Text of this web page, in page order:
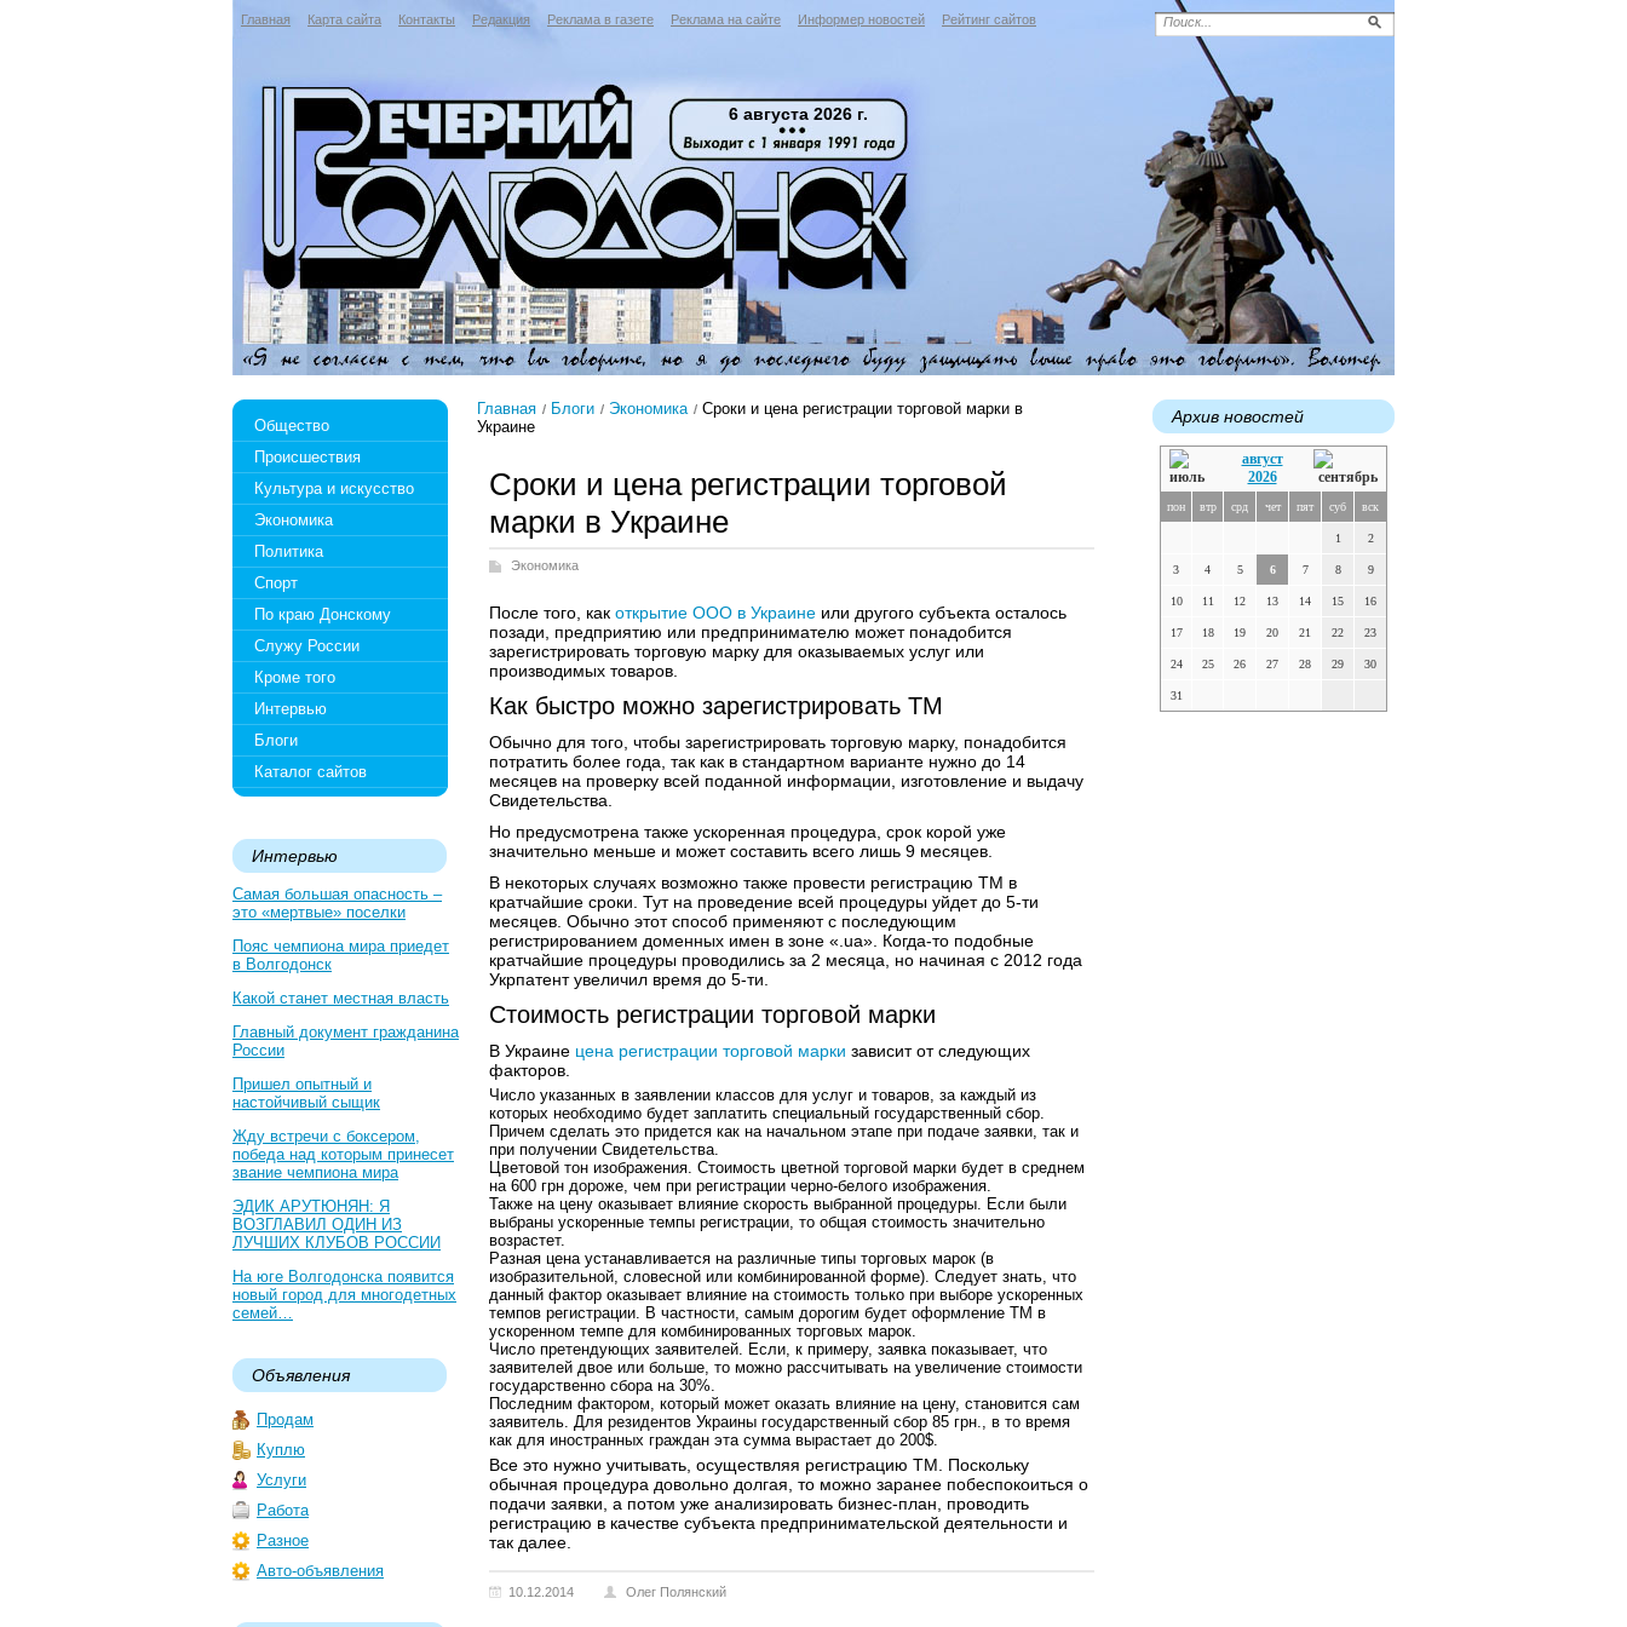
Главная Карта сайта Контакты Редакция Реклама в газете Реклама на сайте Информер новостей Рейтинг сайтов
6 августа 2026 г.
Общество
Происшествия
Культура и искусство
Экономика
Политика
Спорт
По краю Донскому
Служу России
Кроме того
Интервью
Блоги
Каталог сайтов
Интервью
Самая большая опасность –
это «мертвые» поселки
Пояс чемпиона мира приедет
в Волгодонск
Какой станет местная власть
Главный документ гражданина
России
Пришел опытный и
настойчивый сыщик
Жду встречи с боксером,
победа над которым принесет
звание чемпиона мира
ЭДИК АРУТЮНЯН: Я
ВОЗГЛАВИЛ ОДИН ИЗ
ЛУЧШИХ КЛУБОВ РОССИИ
На юге Волгодонска появится
новый город для многодетных
семей…
Объявления
Продам
Куплю
Услуги
Работа
Разное
Авто-объявления
Главная Блоги Экономика
Сроки и цена регистрации торговой марки в
Украине
Сроки и цена регистрации торговой
марки в Украине
Экономика
После того, как открытие ООО в Украине или другого субъекта осталось
позади, предприятию или предпринимателю может понадобится
зарегистрировать торговую марку для оказываемых услуг или
производимых товаров.
Как быстро можно зарегистрировать ТМ
Обычно для того, чтобы зарегистрировать торговую марку, понадобится
потратить более года, так как в стандартном варианте нужно до 14
месяцев на проверку всей поданной информации, изготовление и выдачу
Свидетельства.
Но предусмотрена также ускоренная процедура, срок корой уже
значительно меньше и может составить всего лишь 9 месяцев.
В некоторых случаях возможно также провести регистрацию ТМ в
кратчайшие сроки. Тут на проведение всей процедуры уйдет до 5-ти
месяцев. Обычно этот способ применяют с последующим
регистрированием доменных имен в зоне «.ua». Когда-то подобные
кратчайшие процедуры проводились за 2 месяца, но начиная с 2012 года
Укрпатент увеличил время до 5-ти.
Стоимость регистрации торговой марки
В Украине цена регистрации торговой марки зависит от следующих
факторов.
Число указанных в заявлении классов для услуг и товаров, за каждый из
которых необходимо будет заплатить специальный государственный сбор.
Причем сделать это придется как на начальном этапе при подаче заявки, так и
при получении Свидетельства.
Цветовой тон изображения. Стоимость цветной торговой марки будет в среднем
на 600 грн дороже, чем при регистрации черно-белого изображения.
Также на цену оказывает влияние скорость выбранной процедуры. Если были
выбраны ускоренные темпы регистрации, то общая стоимость значительно
возрастет.
Разная цена устанавливается на различные типы торговых марок (в
изобразительной, словесной или комбинированной форме). Следует знать, что
данный фактор оказывает влияние на стоимость только при выборе ускоренных
темпов регистрации. В частности, самым дорогим будет оформление ТМ в
ускоренном темпе для комбинированных торговых марок.
Число претендующих заявителей. Если, к примеру, заявка показывает, что
заявителей двое или больше, то можно рассчитывать на увеличение стоимости
государственно сбора на 30%.
Последним фактором, который может оказать влияние на цену, становится сам
заявитель. Для резидентов Украины государственный сбор 85 грн., в то время
как для иностранных граждан эта сумма вырастает до 200$.
Все это нужно учитывать, осуществляя регистрацию ТМ. Поскольку
обычная процедура довольно долгая, то можно заранее побеспокоиться о
подачи заявки, а потом уже анализировать бизнес-план, проводить
регистрацию в качестве субъекта предпринимательской деятельности и
так далее.
10.12.2014 Олег Полянский
Архив новостей
август
2026
пон втр срд чет пят суб вск
1 2
3 4 5 6 7 8 9
10 11 12 13 14 15 16
17 18 19 20 21 22 23
24 25 26 27 28 29 30
31